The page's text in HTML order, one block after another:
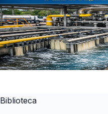
Biblioteca